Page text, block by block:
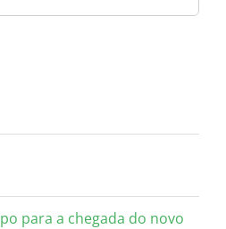
para a chegada do novo